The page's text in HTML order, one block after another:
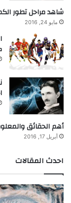
شاهد مراحل تطور
مايو 24, 2016
أهم الحقائق
أبريل 17, 2016
احدث المقالات